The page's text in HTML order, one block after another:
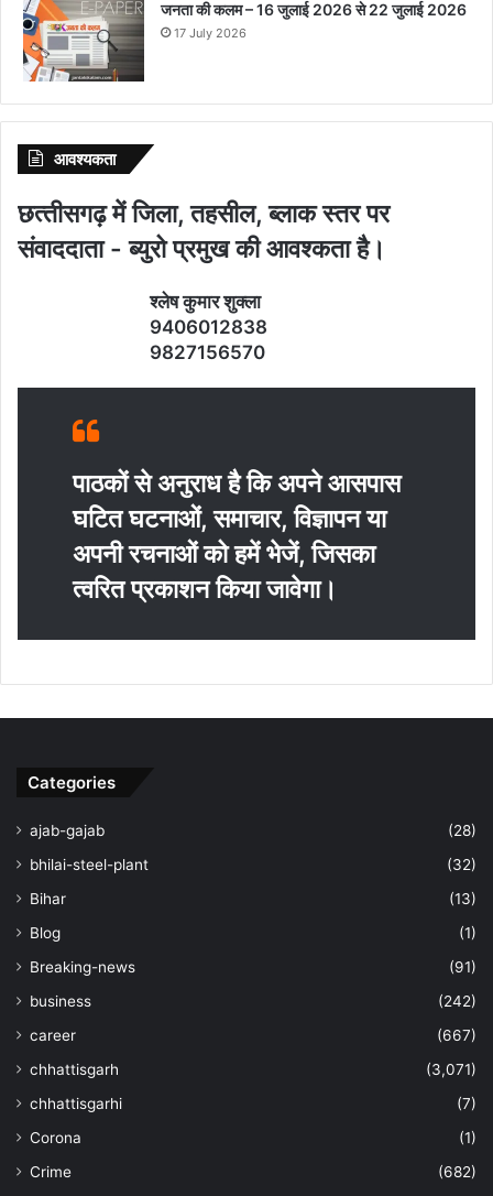
जनता की कलम – 16 जुलाई 2026 से 22 जुलाई 2026
17 July 2026
आवश्‍यकता
छत्‍तीसगढ़ में जिला, तहसील, ब्‍लाक स्‍तर पर
संवाददाता - ब्‍युरो प्रमुख की आवश्‍कता है।
श्‍लेष कुमार शुक्‍ला
9406012838
9827156570
पाठकों से अनुराध है कि अपने आसपास
घटित घटनाओं, समाचार, विज्ञापन या
अपनी रचनाओं को हमें भेजें, जिसका
त्‍वरित प्रकाशन किया जावेगा।
Categories
ajab-gajab
(28)
bhilai-steel-plant
(32)
Bihar
(13)
Blog
(1)
Breaking-news
(91)
business
(242)
career
(667)
chhattisgarh
(3,071)
chhattisgarhi
(7)
Corona
(1)
Crime
(682)